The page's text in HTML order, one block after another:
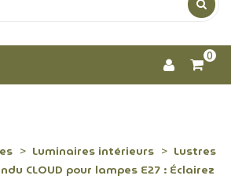
0
Luminaires intérieurs
Lustres
CLOUD pour lampes E27 : Éclairez